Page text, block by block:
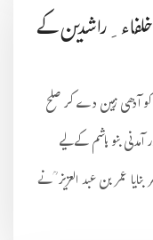
ِراشدین کے
آدھی زمین دے کر صلح
بنو ہاشم کے لیے
عمر بن عبد العزیز ؒ نے